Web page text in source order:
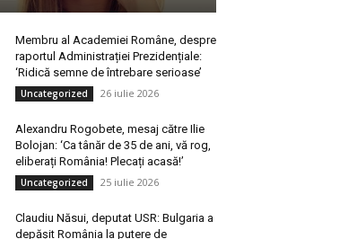
Membru al Academiei Române, despre
raportul Administrației Prezidențiale:
‘Ridică semne de întrebare serioase’
Uncategorized 26 iulie 2026
Alexandru Rogobete, mesaj către Ilie
Bolojan: ‘Ca tânăr de 35 de ani, vă rog,
eliberați România! Plecați acasă!’
Uncategorized 25 iulie 2026
Claudiu Năsui, deputat USR: Bulgaria a
depășit România la putere de